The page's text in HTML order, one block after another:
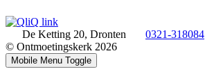
De Ketting 20, Dronten
0321-318084
© Ontmoetingskerk 2026
Mobile Menu Toggle